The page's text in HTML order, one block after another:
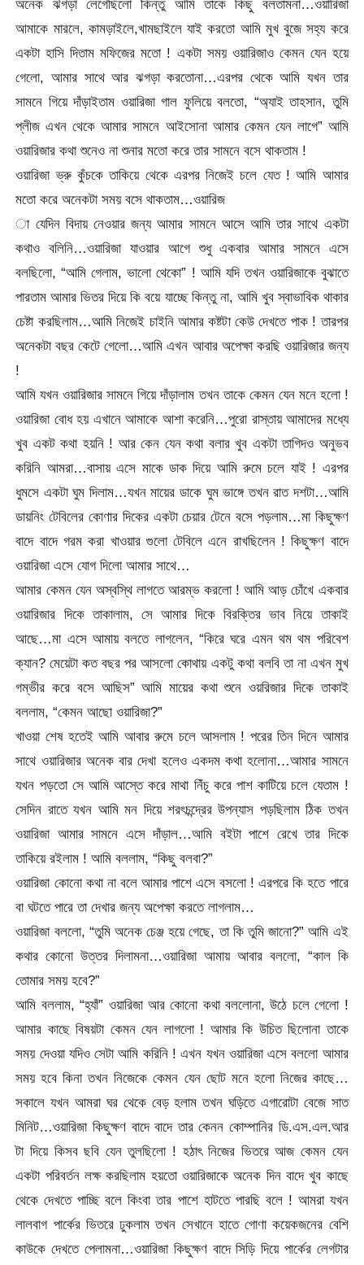
অনেক ঝগড়া লেগেছিলো কিন্তু আমি তাকে কিছু বলতামনা…ওয়ারিজা
আমাকে মারলে, কামড়াইলে,খামছাইলে যাই করতো আমি মুখ বুজে সহ্য করে
একটা হাসি দিতাম মফিজের মতো ! একটা সময় ওয়ারিজাও কেমন যেন হয়ে
গেলো, আমার সাথে আর ঝগড়া করতোনা…এরপর থেকে আমি যখন তার
সামনে গিয়ে দাঁড়াইতাম ওয়ারিজা গাল ফুলিয়ে বলতো, “অ্যাই তাহসান, তুমি
প্লীজ এখন থেকে আমার সামনে আইসোনা আমার কেমন যেন লাগে” আমি
ওয়ারিজার কথা শুনেও না শুনার মতো করে তার সামনে বসে থাকতাম !
ওয়ারিজা ভ্রু কুঁচকে তাকিয়ে থেকে এরপর নিজেই চলে যেত ! আমি আমার
মতো করে অনেকটা সময় বসে থাকতাম…ওয়ারিজ
া যেদিন বিদায় নেওয়ার জন্য আমার সামনে আসে আমি তার সাথে একটা
কথাও বলিনি…ওয়ারিজা যাওয়ার আগে শুধু একবার আমার সামনে এসে
বলছিলো, “আমি গেলাম, ভালো থেকো” ! আমি যদি তখন ওয়ারিজাকে বুঝাতে
পারতাম আমার ভিতর দিয়ে কি বয়ে যাচ্ছে কিন্তু না, আমি খুব স্বাভাবিক থাকার
চেষ্টা করছিলাম…আমি নিজেই চাইনি আমার কষ্টটা কেউ দেখতে পাক ! তারপর
অনেকটা বছর কেটে গেলো…আমি এখন আবার অপেক্ষা করছি ওয়ারিজার জন্য
!
আমি যখন ওয়ারিজার সামনে গিয়ে দাঁড়ালাম তখন তাকে কেমন যেন মনে হলো !
ওয়ারিজা বোধ হয় এখানে আমাকে আশা করেনি…পুরো রাস্তায় আমাদের মধ্যে
খুব একট কথা হয়নি ! আর কেন যেন কথা বলার খুব একটা তাগিদও অনুভব
করিনি আমরা…বাসায় এসে মাকে ডাক দিয়ে আমি রুমে চলে যাই ! এরপর
ধুমসে একটা ঘুম দিলাম…যখন মায়ের ডাকে ঘুম ভাঙ্গে তখন রাত দশটা…আমি
ডায়নিং টেবিলের কোণার দিকের একটা চেয়ার টেনে বসে পড়লাম…মা কিছুক্ষণ
বাদে বাদে গরম করা খাওয়ার গুলো টেবিলে এনে রাখছিলেন ! কিছুক্ষণ বাদে
ওয়ারিজা এসে যোগ দিলো আমার সাথে…
আমার কেমন যেন অস্বস্থি লাগতে আরম্ভ করলো ! আমি আড় চোঁখে একবার
ওয়ারিজার দিকে তাকালাম, সে আমার দিকে বিরক্তির ভাব নিয়ে তাকাই
আছে…মা এসে আমায় বলতে লাগলেন, “কিরে ঘরে এমন থম থম পরিবেশ
ক্যান? মেয়েটা কত বছর পর আসলো কোথায় একটু কথা বলবি তা না এখন মুখ
গম্ভীর করে বসে আছিস” আমি মায়ের কথা শুনে ওয়রিজার দিকে তাকাই
বললাম, “কেমন আছো ওয়ারিজা?”
খাওয়া শেষ হতেই আমি আবার রুমে চলে আসলাম ! পরের তিন দিনে আমার
সাথে ওয়ারিজার অনেক বার দেখা হলেও একদম কথা হলোনা…আমার সামনে
যখন পড়তো সে আমি আস্তে করে মাথা নিঁচু করে পাশ কাটিয়ে চলে যেতাম !
সেদিন রাতে যখন আমি মন দিয়ে শরৎচন্দ্রের উপন্যাস পড়ছিলাম ঠিক তখন
ওয়ারিজা আমার সামনে এসে দাঁড়াল…আমি বইটা পাশে রেখে তার দিকে
তাকিয়ে রইলাম ! আমি বললাম, “কিছু বলবা?”
ওয়ারিজা কোনো কথা না বলে আমার পাশে এসে বসলো ! এরপরে কি হতে পারে
বা ঘটতে পারে তা দেখার জন্য অপেক্ষা করতে লাগলাম…
ওয়ারিজা বললো, “তুমি অনেক চেঞ্জ হয়ে গেছে, তা কি তুমি জানো?” আমি এই
কথার কোনো উত্তর দিলামনা…ওয়ারিজা আমায় আবার বললো, “কাল কি
তোমার সময় হবে?”
আমি বললাম, “হ্যাঁ” ওয়ারিজা আর কোনো কথা বললোনা, উঠে চলে গেলো !
আমার কাছে বিষয়টা কেমন যেন লাগলো ! আমার কি উচিত ছিলোনা তাকে
সময় দেওয়া যদিও সেটা আমি করিনি ! এখন যখন ওয়ারিজা এসে বললো আমার
সময় হবে কিনা তখন নিজেকে কেমন যেন ছোট মনে হলো নিজের কাছে…
সকালে যখন আমরা ঘর থেকে বেড় হলাম তখন ঘড়িতে এগারোটা বেজে সাত
মিনিট…ওয়ারিজা কিছুক্ষণ বাদে বাদে তার কেনন কোম্পানির ডি.এস.এল.আর
টা দিয়ে কিসব ছবি যেন তুলছিলো ! হঠাৎ নিজের ভিতরে আজ কেমন যেন
একটা পরিবর্তন লক্ষ করছিলাম হয়তো ওয়ারিজাকে অনেক দিন বাদে খুব কাছে
থেকে দেখতে পাচ্ছি বলে কিংবা তার পাশে হাটতে পারছি বলে ! আমরা যখন
লালবাগ পার্কের ভিতরে ঢুকলাম তখন সেখানে হাতে গোণা কয়েকজনের বেশি
কাউকে দেখতে পেলামনা…ওয়ারিজা কিছুক্ষণ বাদে সিড়ি দিয়ে পার্কের লেগটার